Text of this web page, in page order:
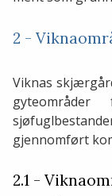
2 -
Viknas
gjennomført
2.1 -